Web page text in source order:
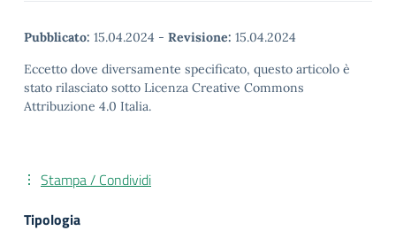
Pubblicato: 15.04.2024 - Revisione: 15.04.2024
Eccetto dove diversamente specificato, questo articolo è
stato rilasciato sotto Licenza Creative Commons
Attribuzione 4.0 Italia.
Stampa / Condividi
Tipologia